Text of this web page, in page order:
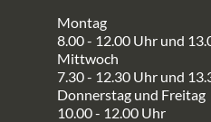
Montag
8.00 - 12.00 Uhr und
Mittwoch
7.30 - 12.30 Uhr und
Donnerstag und Freitag
10.00 - 12.00 Uhr